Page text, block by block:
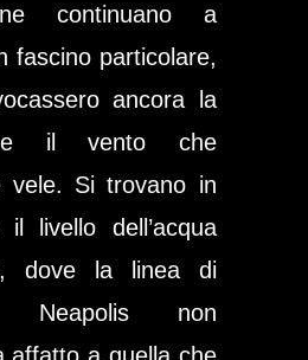
continuano a
fascino particolare,
ancora la
e il vento che
vele. Si trovano in
il livello dell’acqua
dove la linea di
non